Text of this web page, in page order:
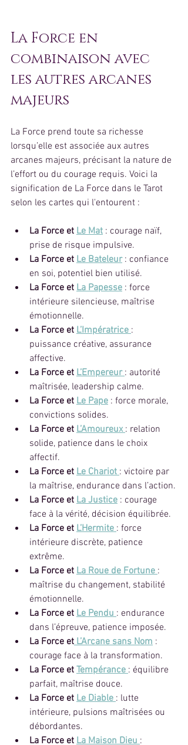
La Force en
combinaison avec
les autres arcanes
majeurs
La Force prend toute sa richesse
lorsqu’elle est associée aux autres
arcanes majeurs, précisant la nature de
l’effort ou du courage requis. Voici la
signification de La Force dans le Tarot
selon les cartes qui l'entourent :
La Force et Le Mat : courage naïf,
prise de risque impulsive.
La Force et Le Bateleur : confiance
en soi, potentiel bien utilisé.
La Force et La Papesse : force
intérieure silencieuse, maîtrise
émotionnelle.
La Force et L’Impératrice :
puissance créative, assurance
affective.
La Force et L’Empereur : autorité
maîtrisée, leadership calme.
La Force et Le Pape : force morale,
convictions solides.
La Force et L’Amoureux : relation
solide, patience dans le choix
affectif.
La Force et Le Chariot : victoire par
la maîtrise, endurance dans l’action.
La Force et La Justice : courage
face à la vérité, décision équilibrée.
La Force et L’Hermite : force
intérieure discrète, patience
extrême.
La Force et La Roue de Fortune :
maîtrise du changement, stabilité
émotionnelle.
La Force et Le Pendu : endurance
dans l’épreuve, patience imposée.
La Force et L’Arcane sans Nom :
courage face à la transformation.
La Force et Tempérance : équilibre
parfait, maîtrise douce.
La Force et Le Diable : lutte
intérieure, pulsions maîtrisées ou
débordantes.
La Force et La Maison Dieu :